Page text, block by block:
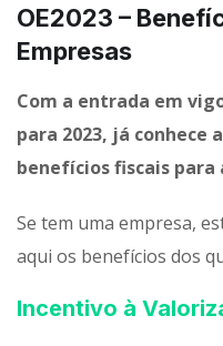
OE2023 –
Empresas
Com a entrada em
para 2023, já conhece
benefícios fiscais para
Se tem uma empresa,
aqui os benefícios dos
Incentivo à